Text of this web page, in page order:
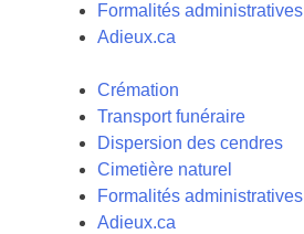
Formalités administratives
Adieux.ca
Crémation
Transport funéraire
Dispersion des cendres
Cimetière naturel
Formalités administratives
Adieux.ca